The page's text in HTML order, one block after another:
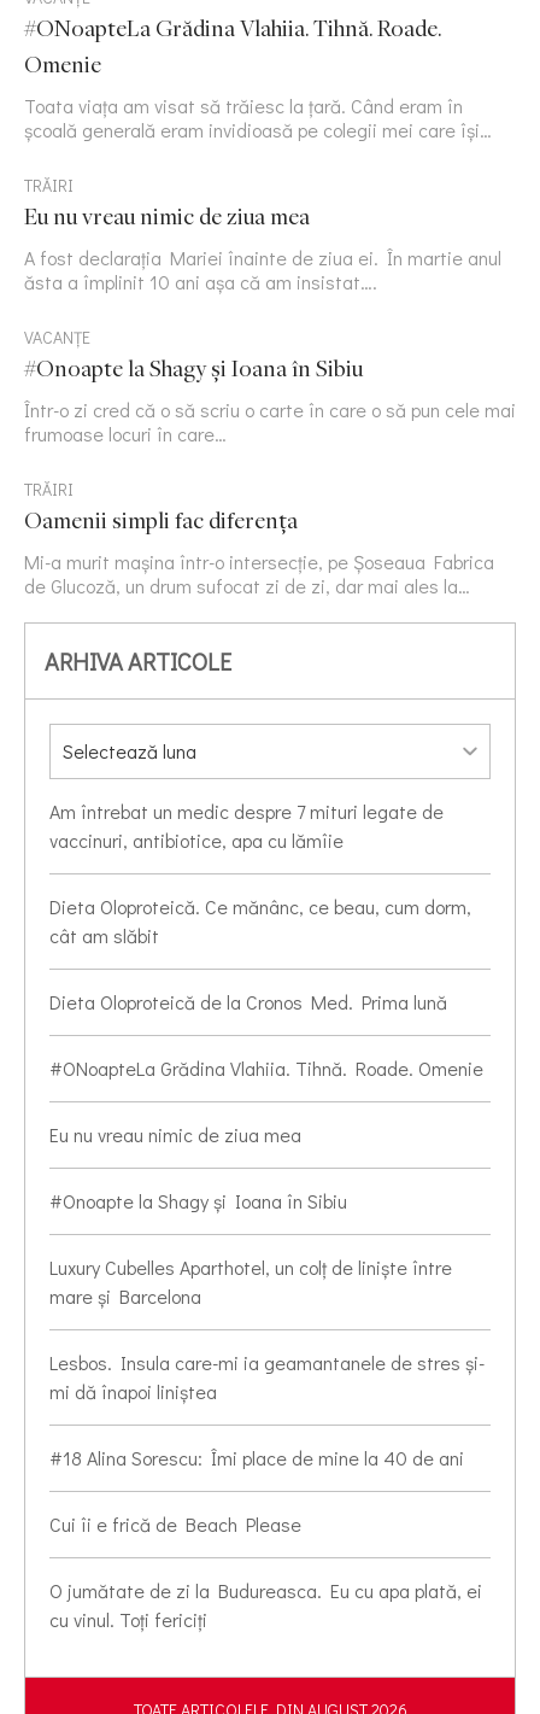
#ONoapteLa Grădina Vlahiia. Tihnă. Roade.
Omenie
Toata viața am visat să trăiesc la țară. Când eram în
școală generală eram invidioasă pe colegii mei care își…
TRĂIRI
Eu nu vreau nimic de ziua mea
A fost declarația Mariei înainte de ziua ei. În martie anul
ăsta a împlinit 10 ani așa că am insistat….
VACANȚE
#Onoapte la Shagy și Ioana în Sibiu
Într-o zi cred că o să scriu o carte în care o să pun cele mai
frumoase locuri în care…
TRĂIRI
Oamenii simpli fac diferența
Mi-a murit mașina într-o intersecție, pe Șoseaua Fabrica
de Glucoză, un drum sufocat zi de zi, dar mai ales la…
ARHIVA ARTICOLE
Am întrebat un medic despre 7 mituri legate de
vaccinuri, antibiotice, apa cu lămîie
Dieta Oloproteică. Ce mănânc, ce beau, cum dorm,
cât am slăbit
Dieta Oloproteică de la Cronos Med. Prima lună
#ONoapteLa Grădina Vlahiia. Tihnă. Roade. Omenie
Eu nu vreau nimic de ziua mea
#Onoapte la Shagy și Ioana în Sibiu
Luxury Cubelles Aparthotel, un colț de liniște între
mare și Barcelona
Lesbos. Insula care-mi ia geamantanele de stres și-
mi dă înapoi liniștea
#18 Alina Sorescu: Îmi place de mine la 40 de ani
Cui îi e frică de Beach Please
O jumătate de zi la Budureasca. Eu cu apa plată, ei
cu vinul. Toți fericiți